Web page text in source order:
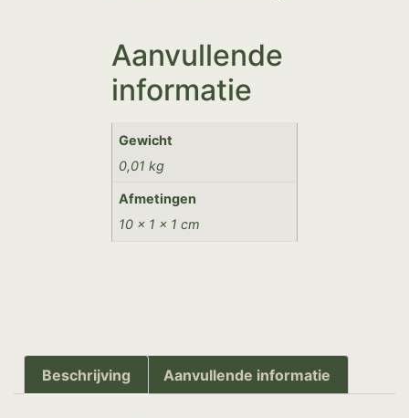
Aanvullende
informatie
Gewicht
0,01 kg
Afmetingen
10 × 1 × 1 cm
Beschrijving Aanvullende informatie